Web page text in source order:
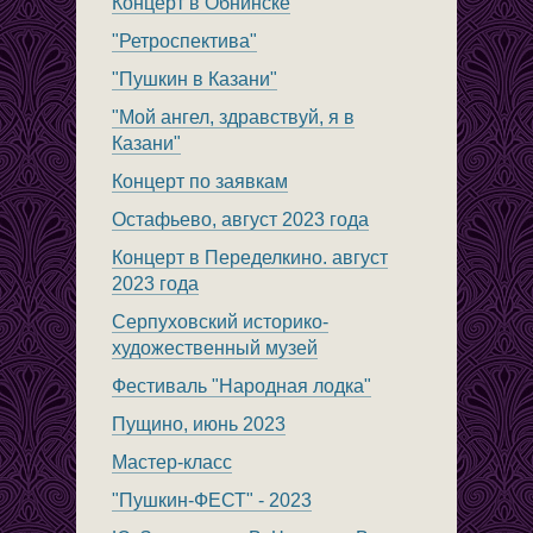
"Ретроспектива"
"Пушкин в Казани"
"Мой ангел, здравствуй, я в
Казани"
Концерт по заявкам
Остафьево, август 2023 года
Концерт в Переделкино. август
2023 года
Серпуховский историко-
художественный музей
Фестиваль "Народная лодка"
Пущино, июнь 2023
Мастер-класс
"Пушкин-ФЕСТ" - 2023